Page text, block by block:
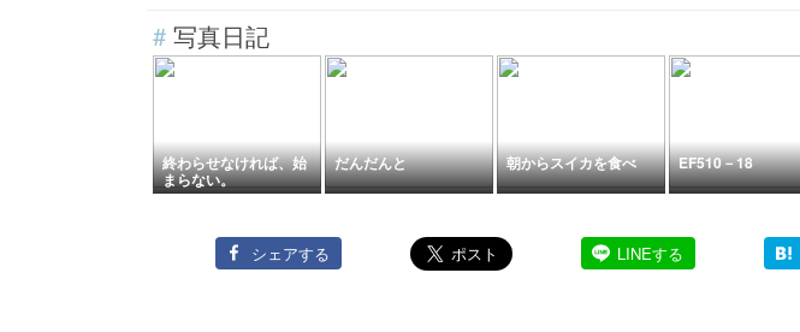
# 写真日記
終わらせなければ、始
まらない。
だんだんと 朝からスイカを食べ EF510－18
シェアする LINEする